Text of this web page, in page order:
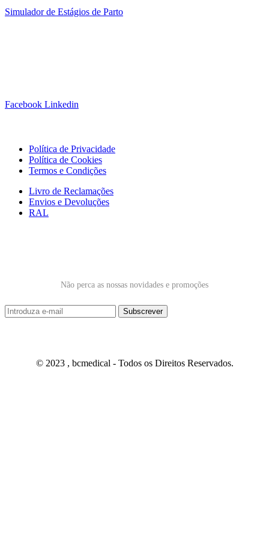
Simulador de Estágios de Parto
Facebook Linkedin
Política de Privacidade
Política de Cookies
Termos e Condições
Livro de Reclamações
Envios e Devoluções
RAL
Não perca as nossas novidades e promoções
© 2023 , bcmedical - Todos os Direitos Reservados.